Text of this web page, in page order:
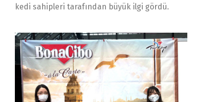
kedi sahipleri tarafından büyük ilgi gördü.